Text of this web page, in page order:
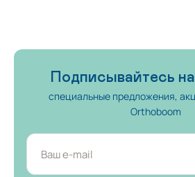
Подписывайтесь
специальные предложения,
Orthoboom